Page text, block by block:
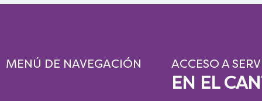
MENÚ DE NAVEGACIÓN ACCESO A
EN EL